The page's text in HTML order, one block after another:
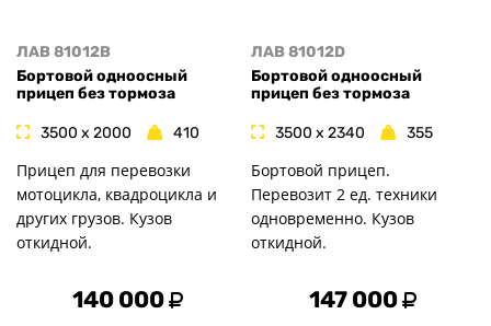
ЛАВ 81012B
Бортовой одноосный
прицеп без тормоза
3500 x 2000 410
Прицеп для перевозки
мотоцикла, квадроцикла и
других грузов. Кузов
откидной.
140 000
ЛАВ 81012D
Бортовой одноосный
прицеп без тормоза
3500 x 2340 355
Бортовой прицеп.
Перевозит 2 ед. техники
одновременно. Кузов
откидной.
147 000